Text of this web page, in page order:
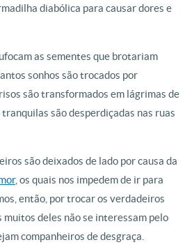
diabólica para causar dores e
as sementes que brotariam
sonhos são trocados por
são transformados em lágrimas de
são desperdiçadas nas ruas
são deixados de lado por causa da
, os quais nos impedem de ir para
então, por trocar os verdadeiros
muitos deles não se interessam pelo
companheiros de desgraça.